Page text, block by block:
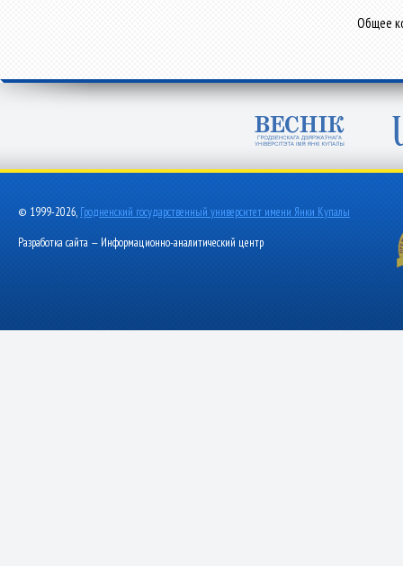
Общее
© 1999-2026, Гродненский государственный университет имени Янки Купалы
Разработка сайта — Информационно-аналитический центр